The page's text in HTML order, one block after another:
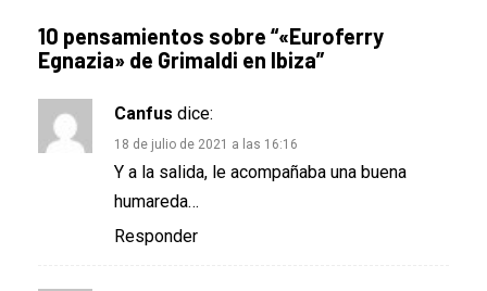
10 pensamientos sobre “«Euroferry
Egnazia» de Grimaldi en Ibiza”
Canfus dice:
18 de julio de 2021 a las 16:16
Y a la salida, le acompañaba una buena
humareda…
Responder